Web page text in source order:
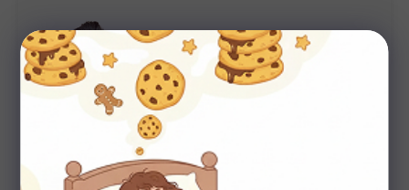
Potřebujete poradit s výběrem?